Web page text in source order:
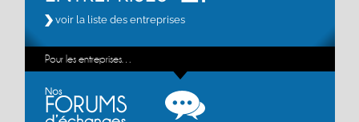
voir la liste des entreprises
Pour les entreprises…